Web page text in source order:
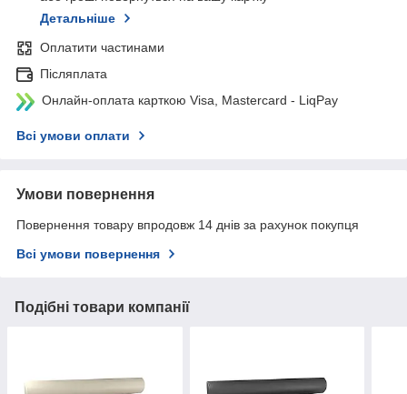
Детальніше
Оплатити частинами
Післяплата
Онлайн-оплата карткою Visa, Mastercard - LiqPay
Всі умови оплати
Умови повернення
Повернення товару впродовж 14 днів за рахунок покупця
Всі умови повернення
Подібні товари компанії